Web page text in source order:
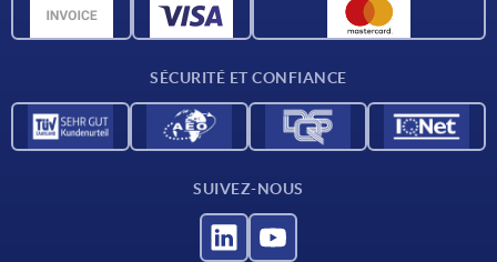
Données CAO
SÉCURITÉ ET CONFIANCE
SUIVEZ-NOUS